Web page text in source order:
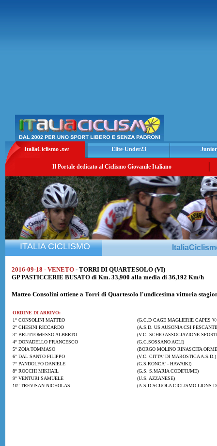
ItaliaCiclismo .net Elite-Under23
Il Portale dedicato al Ciclismo Giovanile Italiano
ITALIA CICLISMO
2016-09-18 - VENETO - TORRI DI QUARTESOLO (VI)
GP PASTICCERIE BUSATO di Km. 33,900 alla media di 36,192 Km/h
Matteo Consolini ottiene a Torri di Quartesolo l'undicesima vittoria
ORDINE DI ARRIVO:
1° CONSOLINI MATTEO
(G.C.D CAGE MAGLIERIE CAPES
2° CHESINI RICCARDO
(A.S.D. US AUSONIA CSI
3° BRUTTOMESSO ALBERTO
(V.C. SCHIO ASSOCIAZIONE
4° DONADELLO FRANCESCO
(G.C.SOSSANO ACLI)
5° ZOIA TOMMASO
(BORGO MOLINO RINASCITA
6° DAL SANTO FILIPPO
(V.C. CITTA' DI MAROSTICA A.S.D.)
7° PANDOLFO DANIELE
(G.S.RONCA' - HAWAIKI)
8° ROCCHI MIKHAIL
(G.S. S.MARIA CODIFIUME)
9° VENTURI SAMUELE
(U.S. AZZANESE)
10° TREVISAN NICHOLAS
(A.S.D.SCUOLA CICLISMO LIONS